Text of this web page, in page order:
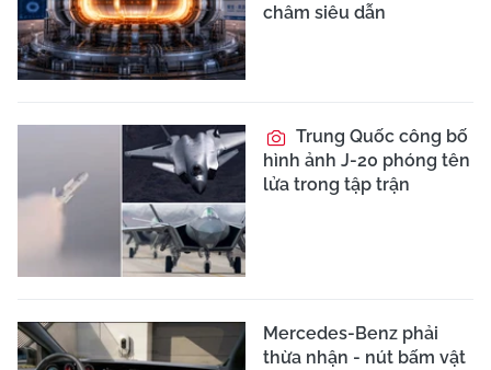
châm siêu dẫn
Trung Quốc công bố
hình ảnh J-20 phóng tên
lửa trong tập trận
Mercedes-Benz phải
thừa nhận - nút bấm vật